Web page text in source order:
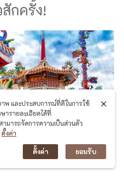
กครั้ง!
พ และประสบการณ์ที่ดีในการใช้
ารายละเอียดได้ที่
ามารถจัดการความเป็นส่วนตัว
ตั้งค่า
ตั้งค่า ยอมรับ